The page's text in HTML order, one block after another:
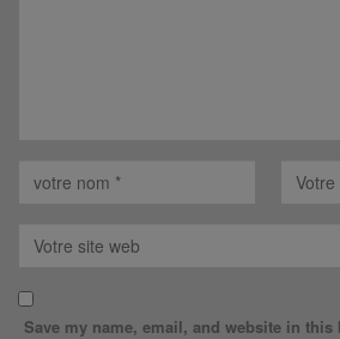
Save my name, email, and website in